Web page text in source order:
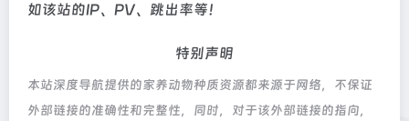
如该站的IP、PV、跳出率等！
特别声明
本站深度导航提供的家养动物种质资源都来源于网络，不保证
外部链接的准确性和完整性，同时，对于该外部链接的指向，